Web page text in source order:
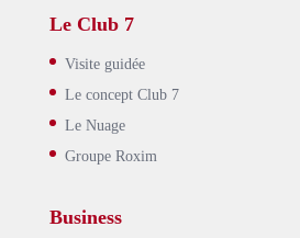
Le Club 7
Visite guidée
Le concept Club 7
Le Nuage
Groupe Roxim
Business